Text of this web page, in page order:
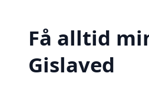
Få alltid
Gislaved